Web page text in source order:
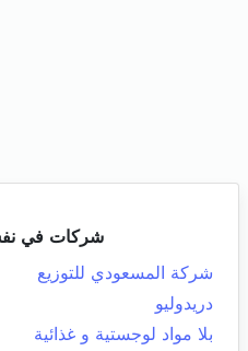
شركات في
شركة المسعودي للتوزيع
دريدوليو
بلا مواد لوجستية و غذائية